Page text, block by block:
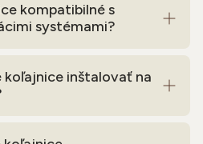
kompatibilné s
systémami?
inštalovať na